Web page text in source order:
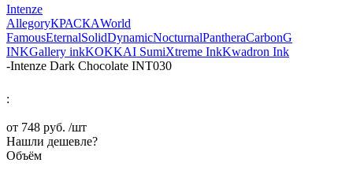
Intenze
AllegoryКРАСКАWorld
FamousEternalSolidDynamicNocturnalPantheraCarbonG
INKGallery inkKOKKAI SumiXtreme InkKwadron Ink
-Intenze Dark Chocolate INT030
:
от 748 руб. /шт
Нашли дешевле?
Объём